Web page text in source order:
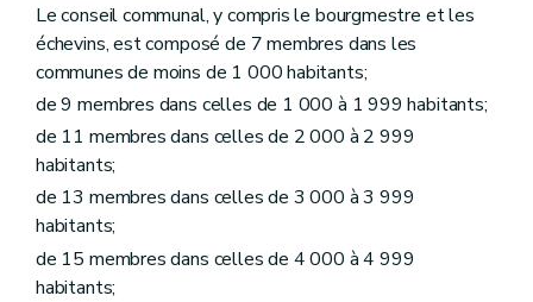
Art. L1215-25
Art. L1215-26
Art. L1215-27
Personnel à statut particulier
Art. L1216-1
Art. L1216-2
Titre II
Art. L1221-1
Chapitre II
Contrats
Art. L1222-1
Le conseil communal, y compris le bourgmestre et les
échevins, est composé de 7 membres dans les
communes de moins de 1 000 habitants;
de 9 membres dans celles de 1 000 à 1 999 habitants;
de 11 membres dans celles de 2 000 à 2 999
habitants;
de 13 membres dans celles de 3 000 à 3 999
habitants;
de 15 membres dans celles de 4 000 à 4 999
habitants;